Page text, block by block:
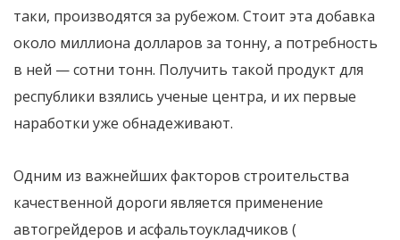
таки, производятся за рубежом. Стоит эта добавка
около миллиона долларов за тонну, а потребность
в ней — сотни тонн. Получить такой продукт для
республики взялись ученые центра, и их первые
наработки уже обнадеживают.
Одним из важнейших факторов строительства
качественной дороги является применение
автогрейдеров и асфальтоукладчиков (